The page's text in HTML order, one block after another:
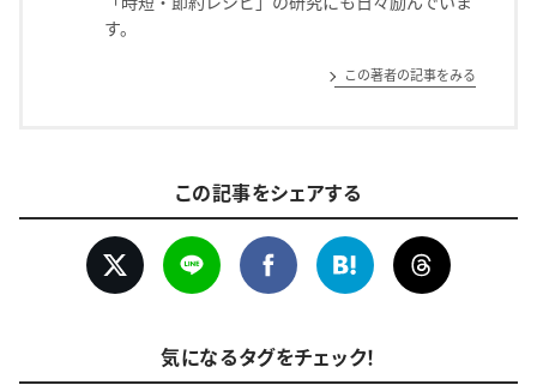
す。
この著者の記事をみる
この記事をシェアする
気になるタグをチェック！